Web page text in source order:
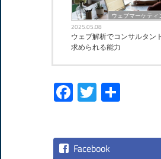
ウェブマーケティ
2025.05.08
ウェブ解析でコンサルタン
求められる能力
Facebook
Twitter
Facebook